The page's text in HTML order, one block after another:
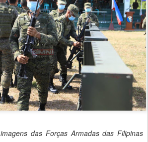
das Forças Armadas das Filipinas